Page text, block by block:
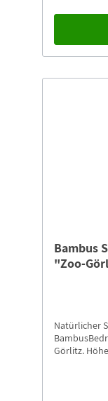
Bambus
"Zoo-
Natürlicher
Görlitz.